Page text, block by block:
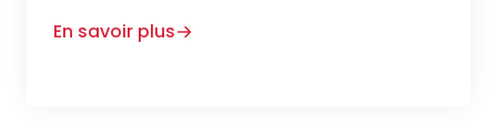
En savoir plus